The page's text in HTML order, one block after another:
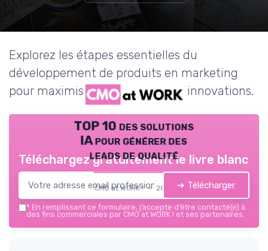
Explorez les étapes essentielles du
développement de produits en marketing
pour maximiser le succès de vos innovations.
TOP 10 des solutions
IA pour générer des
leads de qualité
CMO at WORK ! — 2026
Téléchargez gratuitement le livre blanc
➔ Télécharger
* En remplissant ce formulaire, j’accepte d’être contacté(e) à
des fins commerciales par CMO at WORK ! et ses partenaires.